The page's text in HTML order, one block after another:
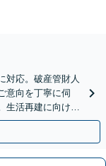
対応。破産管財人
意向を丁寧に伺
生活再建に向け